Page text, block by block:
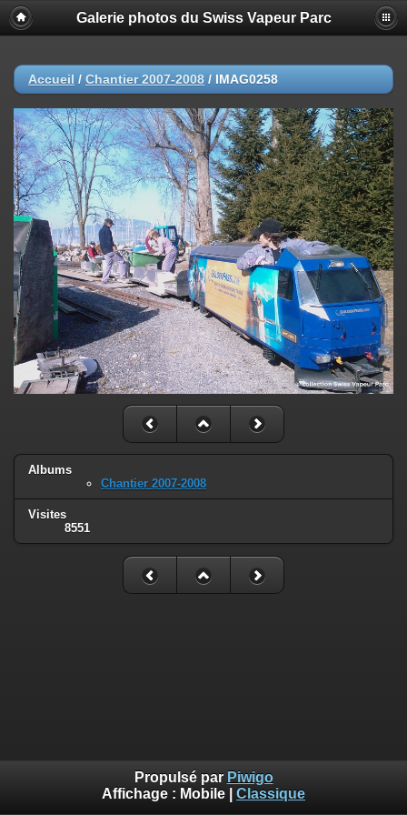
Galerie photos du Swiss Vapeur Parc
Accueil / Chantier 2007-2008 / IMAG0258
Albums
Chantier 2007-2008
Visites
8551
Propulsé par Piwigo
Affichage : Mobile Classique